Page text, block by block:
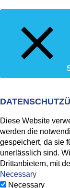
Diese Website
werden die
gespeichert, da sie
unerlässlich sind.
Drittanbietern, mit
Necessary
Necessary